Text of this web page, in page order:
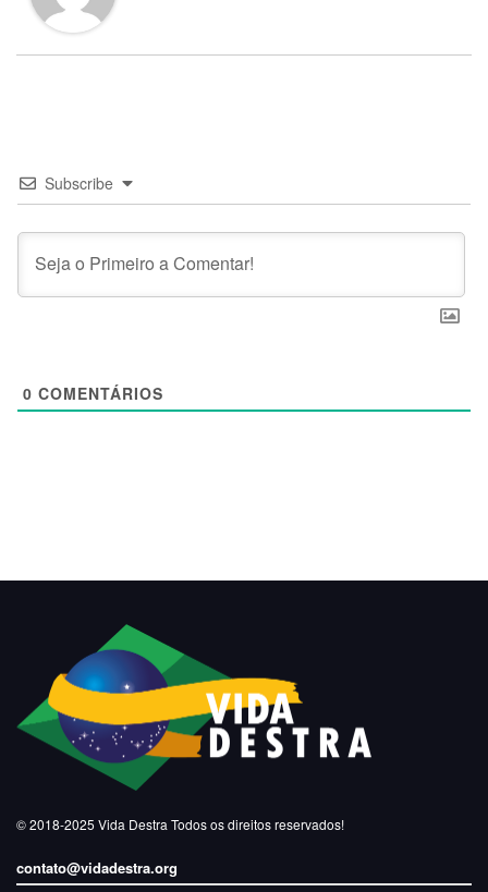
Subscribe
0 COMENTÁRIOS
© 2018-2025 Vida Destra Todos os direitos reservados!
contato@vidadestra.org